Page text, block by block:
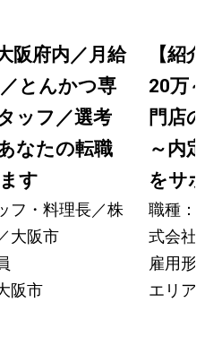
阪府内／月給
とんかつ専
ッフ／選考
なたの転職
す
フ・料理長／株
大阪市
阪市
【紹
20万
門店
～内
をサ
職種：
式会社
雇用形
エリア